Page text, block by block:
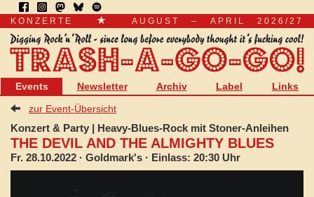
KONZERTE AUGUST – APRIL 2026/27
Events Newsletter Archiv Label
Links
zur Event-Übersicht
Konzert & Party | Heavy-Blues-Rock mit Stoner-Anleihen
THE DEVIL AND THE ALMIGHTY BLUES
Fr. 28.10.2022 · Goldmark's · Einlass: 20:30 Uhr